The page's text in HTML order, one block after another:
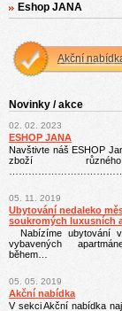
Eshop JANA
Akční
Novinky / akce
02. 02. 2023
ESHOP JANA
Navštivte náš ESHOP
zboží
05. 11. 2019
Ubytování nedaleko
soukromých luxusních
Nabízíme ubytování v
vybavených
během…
05. 05. 2019
Akční nabídka
V sekci Akční nabídka